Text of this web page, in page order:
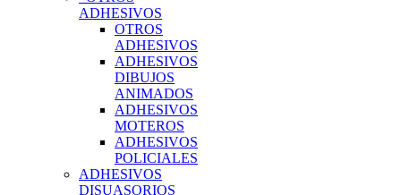
ADHESIVOS
OTROS
ADHESIVOS
ADHESIVOS
DIBUJOS
ANIMADOS
ADHESIVOS
MOTEROS
ADHESIVOS
POLICIALES
ADHESIVOS
DISUASORIOS